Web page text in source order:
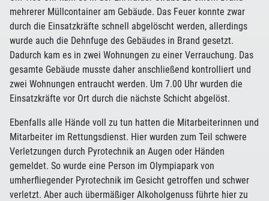
mehrerer Müllcontainer am Gebäude. Das Feuer konnte zwar
durch die Einsatzkräfte schnell abgelöscht werden, allerdings
wurde auch die Dehnfuge des Gebäudes in Brand gesetzt.
Dadurch kam es in zwei Wohnungen zu einer Verrauchung. Das
gesamte Gebäude musste daher anschließend kontrolliert und
zwei Wohnungen entraucht werden. Um 7.00 Uhr wurden die
Einsatzkräfte vor Ort durch die nächste Schicht abgelöst.
Ebenfalls alle Hände voll zu tun hatten die Mitarbeiterinnen und
Mitarbeiter im Rettungsdienst. Hier wurden zum Teil schwere
Verletzungen durch Pyrotechnik an Augen oder Händen
gemeldet. So wurde eine Person im Olympiapark von
umherfliegender Pyrotechnik im Gesicht getroffen und schwer
verletzt. Aber auch übermäßiger Alkoholgenuss führte hier zu